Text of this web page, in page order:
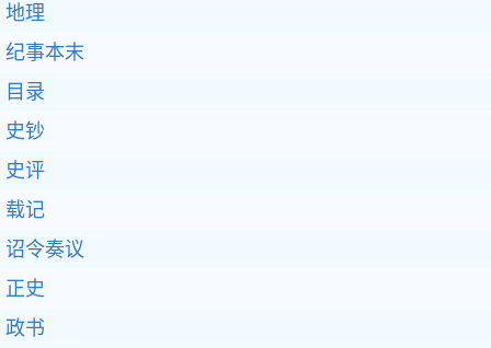
地理
纪事本末
目录
史钞
史评
载记
诏令奏议
正史
政书